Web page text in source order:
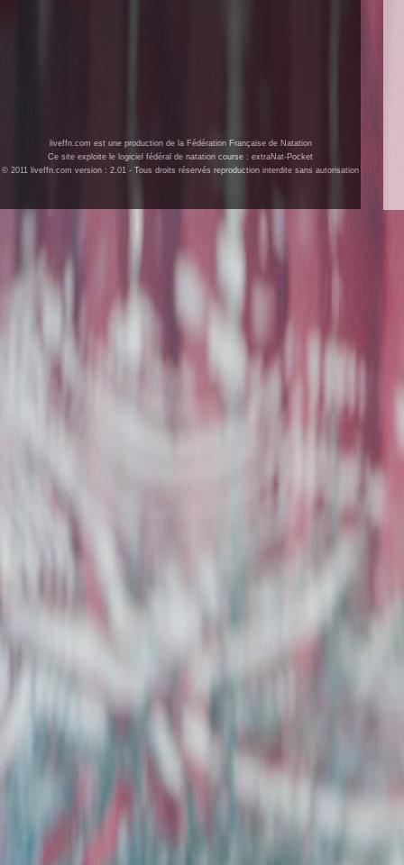
liveffn.com est une production de la Fédération Française de Natation
Ce site exploite le logiciel fédéral de natation course : extraNat-Pocket
© 2011 liveffn.com version : 2.01 - Tous droits réservés reproduction interdite sans autorisation